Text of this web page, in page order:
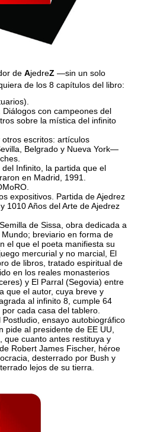
de AjedreZ ―sin un solo
de los 8 capítulos del libro:
Diálogos con campeones del
sobre la mística del infinito
escritos: artículos
Belgrado y Nueva York—
Infinito, la partida que el
en Madrid, 1991.
expositivos. Partida de Ajedrez
1010 Años del Arte de Ajedrez
de Sissa, obra dedicada a
breviario en forma de
el que el poeta manifiesta su
mercurial y no marcial, El
de libros, tratado espiritual de
en los reales monasterios
y El Parral (Segovia) entre
que el autor, cuya breve y
al infinito 8, cumple 64
cada casa del tablero.
ensayo autobiográfico
pide al presidente de EE UU,
que cuanto antes restituya y
Robert James Fischer, héroe
desterrado por Bush y
lejos de su tierra.